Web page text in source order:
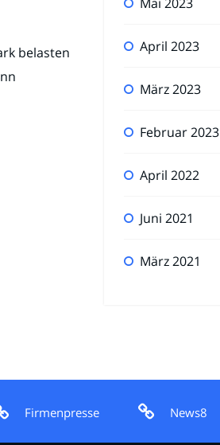
belasten
April 2023
März 2023
Februar 2023
April 2022
Juni 2021
März 2021
Firmenpresse News8